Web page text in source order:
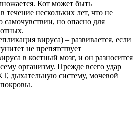
Кот может быть
течение нескольких лет, что не
самочувствии, но опасно для
вируса) – развивается, если
не препятствует
в костный мозг, и он разносится
организму. Прежде всего удар
дыхательную систему, мочевой